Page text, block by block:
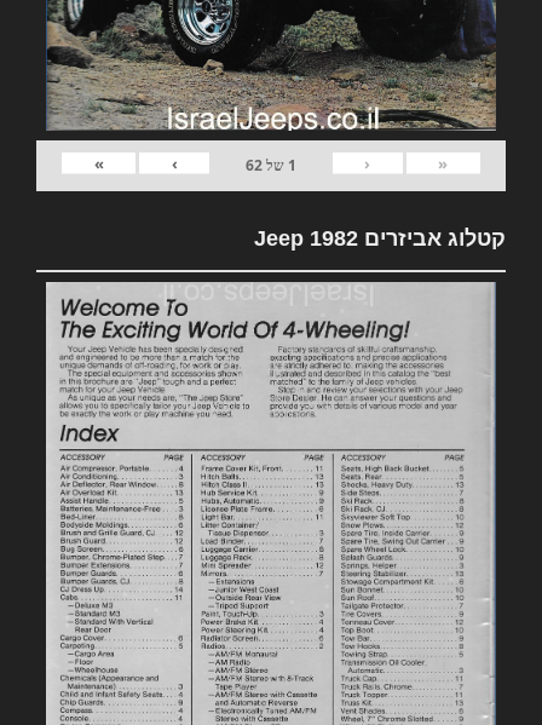
«
‹
1 של62
›
»
קטלוג אביזרים 1982 Jeep